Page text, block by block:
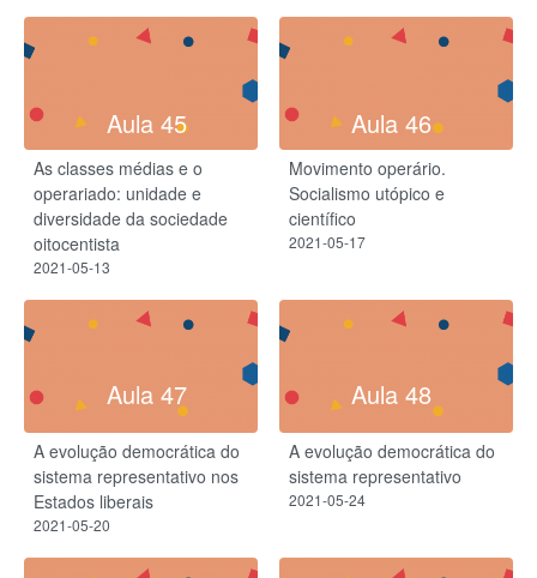
Aula 45
As classes médias e o
operariado: unidade e
diversidade da sociedade
oitocentista
2021-05-13
Aula 46
Movimento operário.
Socialismo utópico e
científico
2021-05-17
Aula 47
A evolução democrática do
sistema representativo nos
Estados liberais
2021-05-20
Aula 48
A evolução democrática do
sistema representativo
2021-05-24